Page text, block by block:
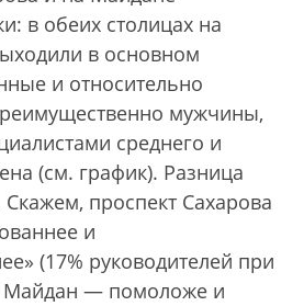
в обеих столицах на
в основном
и относительно
мужчины,
среднего и
(см. график). Разница
Скажем, проспект Сахарова
и
(17% руководителей при
Майдан — помоложе и